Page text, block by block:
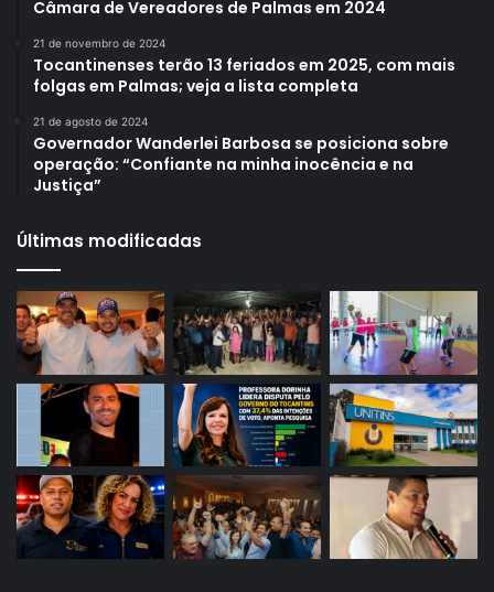
Câmara de Vereadores de Palmas em 2024
21 de novembro de 2024
Tocantinenses terão 13 feriados em 2025, com mais
folgas em Palmas; veja a lista completa
21 de agosto de 2024
Governador Wanderlei Barbosa se posiciona sobre
operação: “Confiante na minha inocência e na
Justiça”
Últimas modificadas